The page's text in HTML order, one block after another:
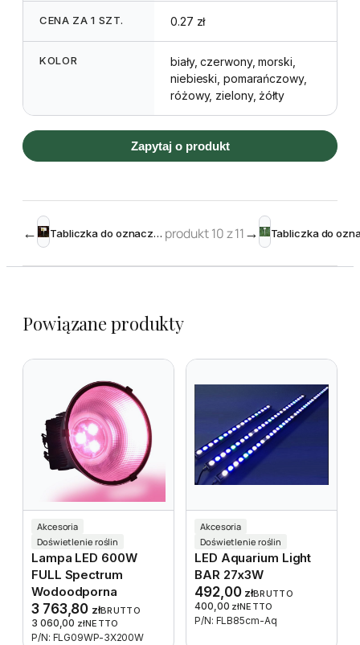
CENA ZA 1 SZT. 0.27 zł
KOLOR
biały, czerwony, morski,
niebieski, pomarańczowy,
różowy, zielony, żółty
Zapytaj o produkt
← Tabliczka do oznaczania roślin Nr 6 – wtykana A6 – 10szt. produkt 10 z 11→
Powiązane produkty
Akcesoria
Doświetlenie roślin
Lampa LED 600W
FULL Spectrum
Wodoodporna
3 763,80 złBRUTTO
3 060,00 złNETTO
P/N: FLG09WP-3X200W
Akcesoria
Doświetlenie roślin
LED Aquarium Light
BAR 27x3W
492,00 złBRUTTO
400,00 złNETTO
P/N: FLB85cm-Aq